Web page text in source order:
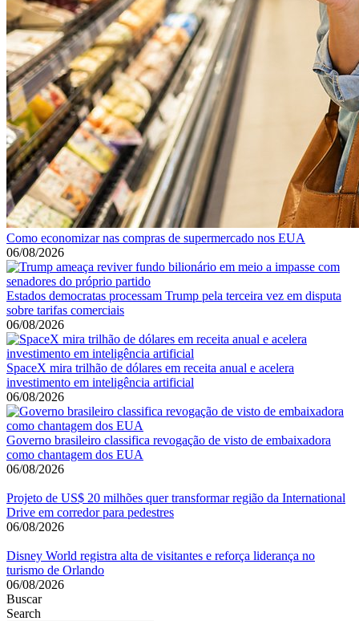
Como economizar nas compras de supermercado nos EUA
06/08/2026
Estados democratas processam Trump pela terceira vez em disputa
sobre tarifas comerciais
06/08/2026
SpaceX mira trilhão de dólares em receita anual e acelera
investimento em inteligência artificial
06/08/2026
Governo brasileiro classifica revogação de visto de embaixadora
como chantagem dos EUA
06/08/2026
Projeto de US$ 20 milhões quer transformar região da International
Drive em corredor para pedestres
06/08/2026
Disney World registra alta de visitantes e reforça liderança no
turismo de Orlando
06/08/2026
Buscar
Search